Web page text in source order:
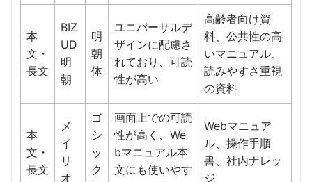
本
文・
長文
BIZ
UD
明
朝
明
朝
体
ユニバーサルデ
ザインに配慮さ
れており、可読
性が高い
高齢者向け資
料、公共性の高
いマニュアル、
読みやすさ重視
の資料
本
文・
長文
メ
イ
リ
オ
ゴ
シ
ッ
ク
画面上での可読
性が高く、We
bマニュアル本
文にも使いやす
Webマニュア
ル、操作手順
書、社内ナレッ
ジ